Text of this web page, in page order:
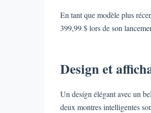
En tant que modèle plus
399,99 $ lors de son
Design et
Un design élégant avec un
deux montres intelligentes